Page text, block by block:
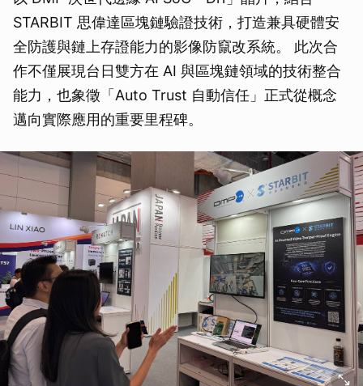
STARBIT 思偉達區塊鏈驗證技術，打造兼具硬體安
全防護與鏈上存證能力的影像防竄改系統。 此次合
作不僅展現台日雙方在 AI 與區塊鏈領域的技術整合
能力，也象徵「Auto Trust 自動信任」正式從概念
邁向實際應用的重要里程碑。